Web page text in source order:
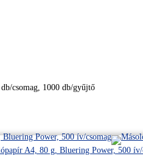
db/csomag, 1000 db/gyűjtő